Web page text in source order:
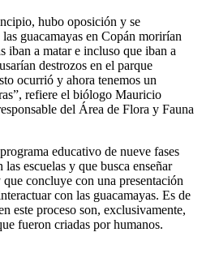
hubo oposición y se
guacamayas en Copán morirían
iban a matar e incluso que iban a
destrozos en el parque
ocurrió y ahora tenemos un
refiere el biólogo Mauricio
del Área de Flora y Fauna
educativo de nueve fases
escuelas y que busca enseñar
concluye con una presentación
con las guacamayas. Es de
este proceso son, exclusivamente,
fueron criadas por humanos.